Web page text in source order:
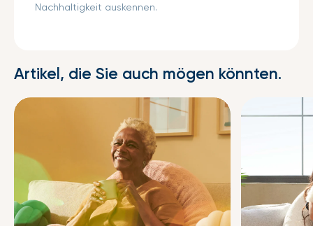
Nachhaltigkeit auskennen.
Artikel, die Sie auch mögen könnten.